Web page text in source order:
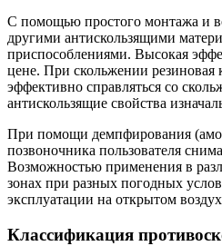
С помощью простого монтажа и
другими антискользящими
приспособлениями. Высокая
цене. При скольжении резиновая
эффективно справляться со
антискользящие свойства
При помощи демпфирования
позвоночника пользователя
Возможностью применения в
зонах при разных погодных
эксплуатации на открытом
Классификация